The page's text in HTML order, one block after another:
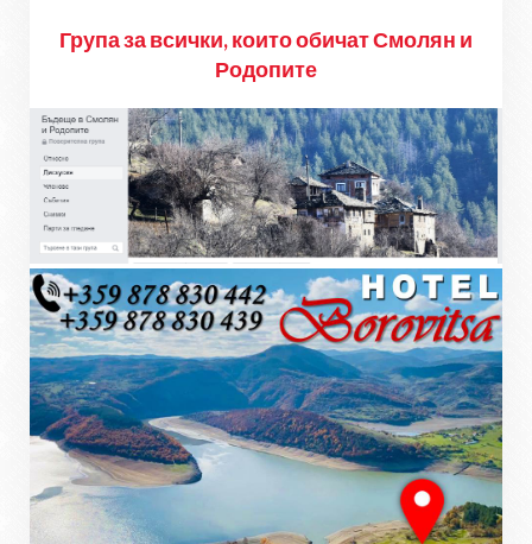
Група за всички, които обичат Смолян и
Родопите